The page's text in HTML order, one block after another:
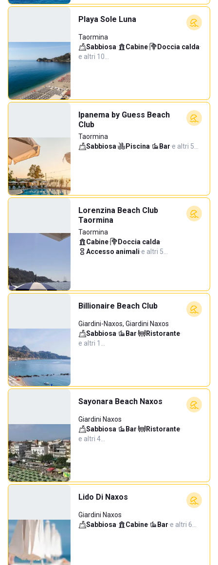
Playa Sole Luna
Taormina
Sabbiosa· Cabine· Doccia calda·
e altri 10…
Ipanema by Guess Beach
Club
Taormina
Sabbiosa· Piscina· Bar·e altri 5…
Lorenzina Beach Club
Taormina
Taormina
Cabine· Doccia calda·
Accesso animali·e altri 5…
Billionaire Beach Club
Giardini-Naxos, Giardini Naxos
Sabbiosa· Bar· Ristorante·
e altri 1…
Sayonara Beach Naxos
Giardini Naxos
Sabbiosa· Bar· Ristorante·
e altri 4…
Lido Di Naxos
Giardini Naxos
Sabbiosa· Cabine· Bar·e altri 6…